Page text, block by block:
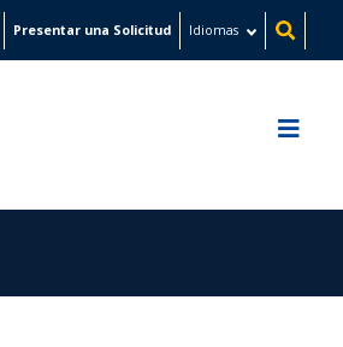
Presentar una Solicitud Idiomas